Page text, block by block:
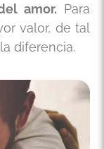
amor. Para
valor, de tal
diferencia.